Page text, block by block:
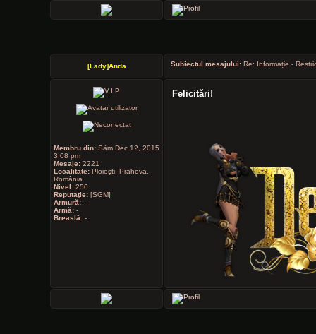
[Lady]Anda Subiectul mesajului: Re: Informație -
Membru din: Sâm Dec 12, 2015
3:08 pm
Mesaje: 2221
Localitate: Ploieşti, Prahova,
România
Nivel: 250
Reputaţie: [SGM]
Armură: -
Armă: -
Breaslă: -
Felicitări!